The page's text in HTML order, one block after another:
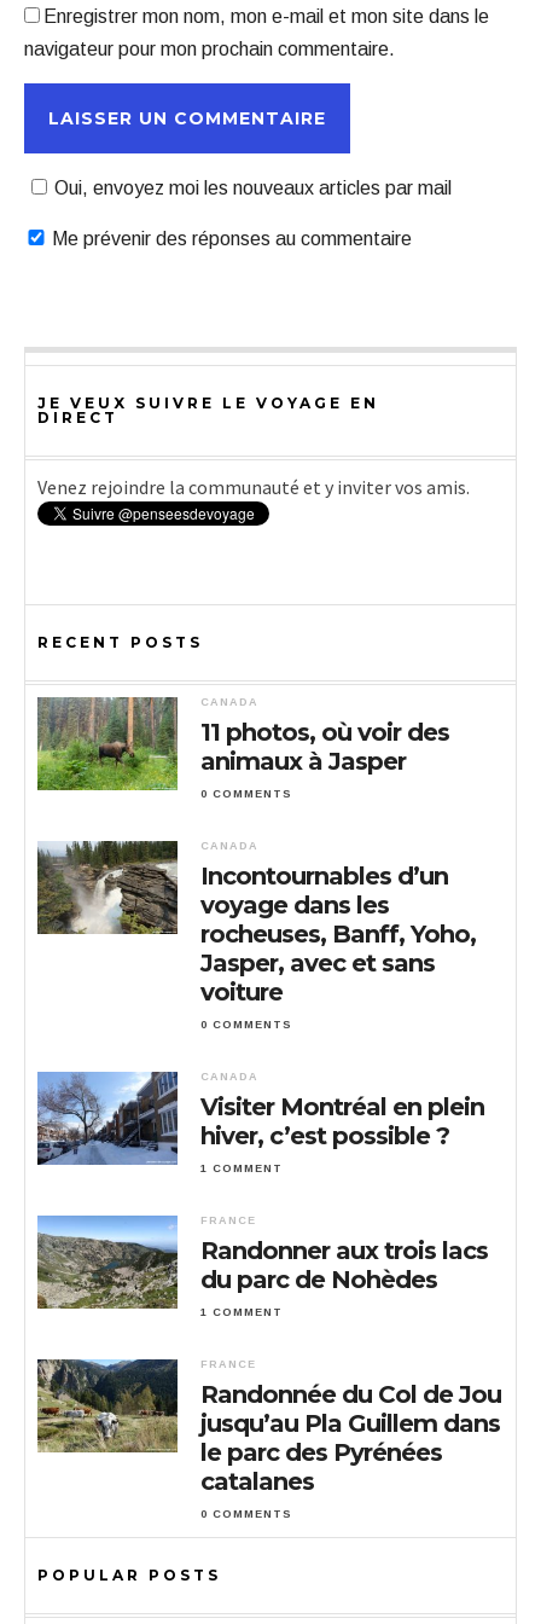
Enregistrer mon nom, mon e-mail et mon site dans le
navigateur pour mon prochain commentaire.
Oui, envoyez moi les nouveaux articles par mail
Me prévenir des réponses au commentaire
JE VEUX SUIVRE LE VOYAGE EN
DIRECT
Venez rejoindre la communauté et y inviter vos amis.
RECENT POSTS
CANADA
11 photos, où voir des
animaux à Jasper
0 COMMENTS
CANADA
Incontournables d’un
voyage dans les
rocheuses, Banff, Yoho,
Jasper, avec et sans
voiture
0 COMMENTS
CANADA
Visiter Montréal en plein
hiver, c’est possible ?
1 COMMENT
FRANCE
Randonner aux trois lacs
du parc de Nohèdes
1 COMMENT
FRANCE
Randonnée du Col de Jou
jusqu’au Pla Guillem dans
le parc des Pyrénées
catalanes
0 COMMENTS
POPULAR POSTS